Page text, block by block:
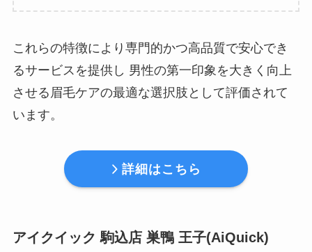
これらの特徴により専門的かつ高品質で安心でき
るサービスを提供し 男性の第一印象を大きく向上
させる眉毛ケアの最適な選択肢として評価されて
います。
詳細はこちら
アイクイック 駒込店 巣鴨 王子(AiQuick)